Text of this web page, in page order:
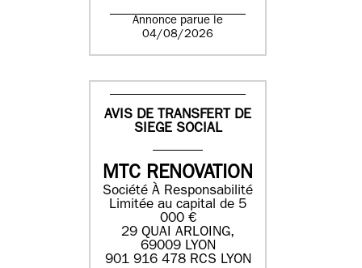
Annonce parue le
04/08/2026
AVIS DE TRANSFERT DE
SIEGE SOCIAL
MTC RENOVATION
Société À Responsabilité
Limitée au capital de 5
000 €
29 QUAI ARLOING,
69009 LYON
901 916 478 RCS LYON